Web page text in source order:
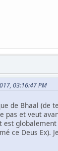
03:16:47 PM
de Bhaal (de
pas et veut
est
ce Deus Ex).